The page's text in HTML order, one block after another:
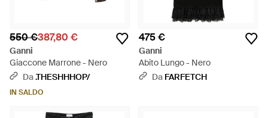
550 €387,80 €
Ganni
Giaccone Marrone - Nero
Da.THESHHHOP/
IN SALDO
475 €
Ganni
Abito Lungo - Nero
Da FARFETCH